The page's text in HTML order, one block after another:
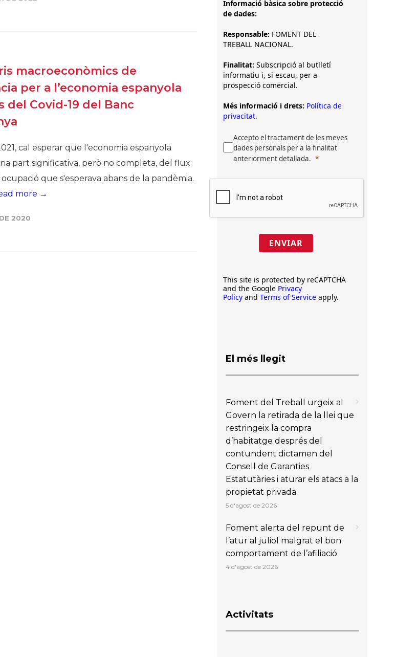
macroeconòmics de
per a l’economia espanyola
del Covid-19 del Banc
cal esperar que l'economia espanyola
part significativa, però no completa, del flux
que s'esperava abans de la pandèmia.
more →
2020
Informació bàsica sobre protecció
de dades:
Responsable: FOMENT DEL
TREBALL NACIONAL.
Finalitat: Subscripció al butlletí
informatiu i, si escau, per a
prospecció comercial.
Més informació i drets: Política de
privacitat.
Accepto el tractament de les meves
dades personals per a la finalitat
anteriorment detallada.
ENVIAR
This site is protected by reCAPTCHA
and the Google Privacy
Policy and Terms of Service apply.
El més llegit
Foment del Treball urgeix al
Govern la retirada de la llei que
restringeix la compra
d’habitatge després del
contundent dictamen del
Consell de Garanties
Estatutàries i aturar els atacs a la
propietat privada
5 d'agost de 2026
Foment alerta del repunt de
l’atur al juliol malgrat el bon
comportament de l’afiliació
4 d'agost de 2026
Activitats